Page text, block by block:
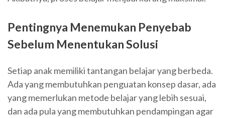
Pentingnya Menemukan Penyebab
Sebelum Menentukan Solusi
Setiap anak memiliki tantangan belajar yang berbeda.
Ada yang membutuhkan penguatan konsep dasar, ada
yang memerlukan metode belajar yang lebih sesuai,
dan ada pula yang membutuhkan pendampingan agar